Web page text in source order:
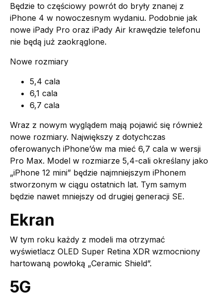
Będzie to częściowy powrót do bryły znanej z
iPhone 4 w nowoczesnym wydaniu. Podobnie jak
nowe iPady Pro oraz iPady Air krawędzie telefonu
nie będą już zaokrąglone.
Nowe rozmiary
5,4 cala
6,1 cala
6,7 cala
Wraz z nowym wyglądem mają pojawić się również
nowe rozmiary. Największy z dotychczas
oferowanych iPhone’ów ma mieć 6,7 cala w wersji
Pro Max. Model w rozmiarze 5,4-cali określany jako
„iPhone 12 mini” będzie najmniejszym iPhonem
stworzonym w ciągu ostatnich lat. Tym samym
będzie nawet mniejszy od drugiej generacji SE.
Ekran
W tym roku każdy z modeli ma otrzymać
wyświetlacz OLED Super Retina XDR wzmocniony
hartowaną powłoką „Ceramic Shield”.
5G